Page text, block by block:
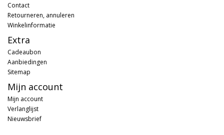
Contact
Retourneren, annuleren
Winkelinformatie
Extra
Cadeaubon
Aanbiedingen
Sitemap
Mijn account
Mijn account
Verlanglijst
Nieuwsbrief